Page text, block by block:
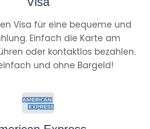
Visa für eine bequeme und
Einfach die Karte am
oder kontaktlos bezahlen.
und ohne Bargeld!